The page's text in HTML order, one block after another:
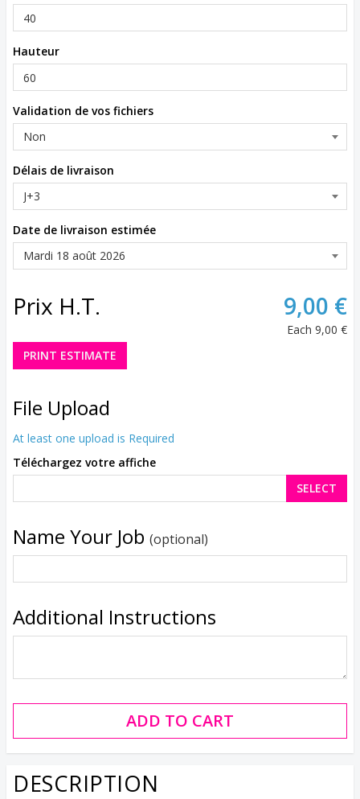
Hauteur
Validation de vos fichiers
Délais de livraison
Date de livraison estimée
Prix H.T. 9,00 €
Each 9,00 €
PRINT ESTIMATE
File Upload
At least one upload is Required
Téléchargez votre affiche
SELECT
Name Your Job (optional)
Additional Instructions
DESCRIPTION